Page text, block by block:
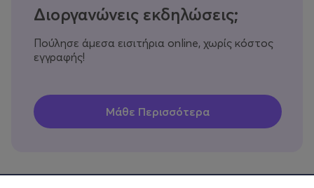
Διοργανώνεις εκδηλώσεις;
Πούλησε άμεσα εισιτήρια online, χωρίς κόστος
εγγραφής!